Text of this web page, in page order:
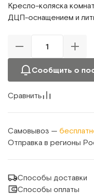
Кресло-коляска
ДЦП-оснащением и
Сообщить о
Сравнить
Самовывоз —
Отправка в регионы
Способы доставки
Способы оплаты